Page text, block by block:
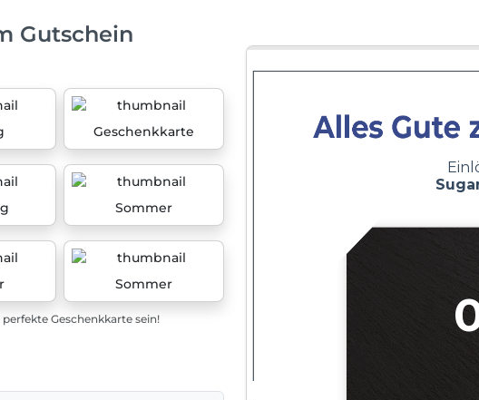
Gutschein
Geschenkkarte
Sommer
Sommer
Geschenkkarte sein!